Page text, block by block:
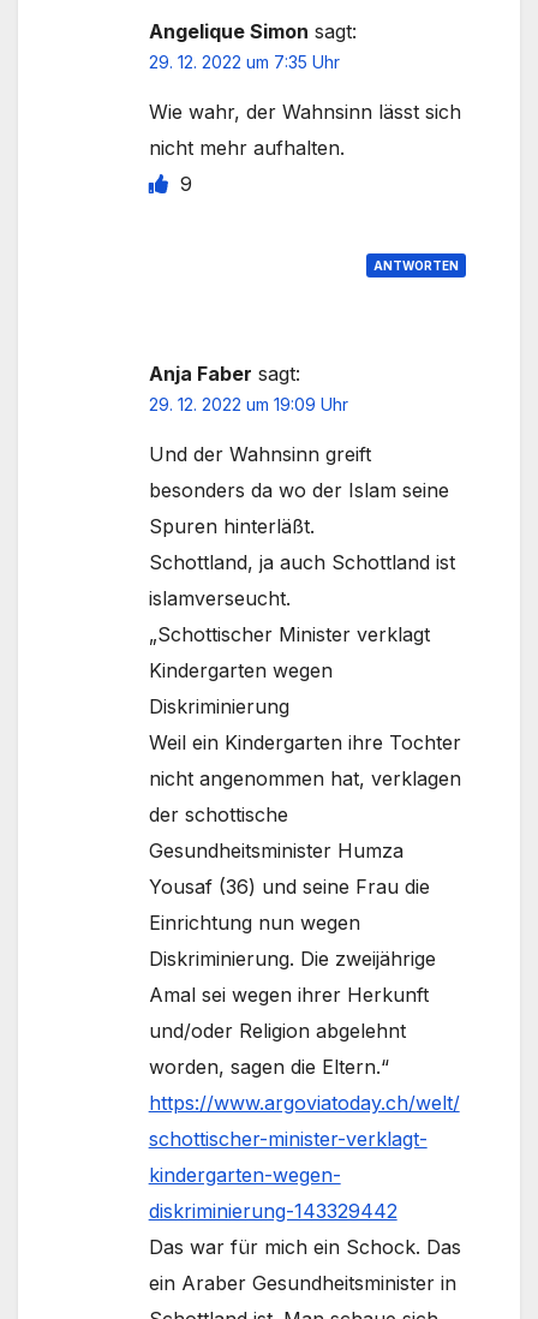
Angelique Simon sagt:
29. 12. 2022 um 7:35 Uhr
Wie wahr, der Wahnsinn lässt sich
nicht mehr aufhalten.
9
ANTWORTEN
Anja Faber sagt:
29. 12. 2022 um 19:09 Uhr
Und der Wahnsinn greift
besonders da wo der Islam seine
Spuren hinterläßt.
Schottland, ja auch Schottland ist
islamverseucht.
„Schottischer Minister verklagt
Kindergarten wegen
Diskriminierung
Weil ein Kindergarten ihre Tochter
nicht angenommen hat, verklagen
der schottische
Gesundheitsminister Humza
Yousaf (36) und seine Frau die
Einrichtung nun wegen
Diskriminierung. Die zweijährige
Amal sei wegen ihrer Herkunft
und/oder Religion abgelehnt
worden, sagen die Eltern.“
https://www.argoviatoday.ch/welt/
schottischer-minister-verklagt-
kindergarten-wegen-
diskriminierung-143329442
Das war für mich ein Schock. Das
ein Araber Gesundheitsminister in